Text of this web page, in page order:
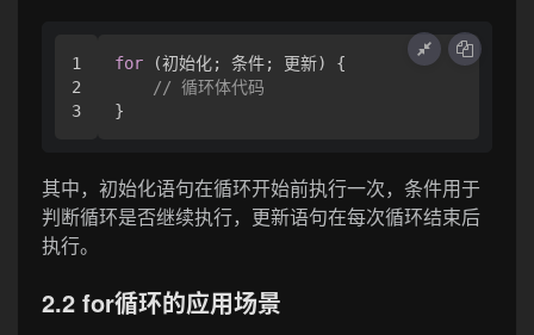
1
2
for (初始化; 条件; 更新) {
// 循环体代码
其中，初始化语句在循环开始前执行一次，条件用于
判断循环是否继续执行，更新语句在每次循环结束后
执行。
2.2 for循环的应用场景